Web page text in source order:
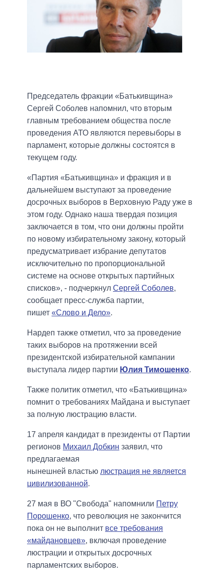
Председатель фракции «Батькивщина»
Сергей Соболев напомнил, что вторым
главным требованием общества после
проведения АТО являются перевыборы в
парламент, которые должны состоятся в
текущем году.
«Партия «Батькивщина» и фракция и в
дальнейшем выступают за проведение
досрочных выборов в Верховную Раду уже в
этом году. Однако наша твердая позиция
заключается в том, что они должны пройти
по новому избирательному закону, который
предусматривает избрание депутатов
исключительно по пропорциональной
системе на основе открытых партийных
списков», - подчеркнул Сергей Соболев,
сообщает пресс-служба партии,
пишет «Слово и Дело».
Нардеп также отметил, что за проведение
таких выборов на протяжении всей
президентской избирательной кампании
выступала лидер партии Юлия Тимошенко.
Также политик отметил, что «Батькивщина»
помнит о требованиях Майдана и выступает
за полную люстрацию власти.
17 апреля кандидат в президенты от Партии
регионов Михаил Добкин заявил, что
предлагаемая
нынешней властью люстрация не является
цивилизованной.
27 мая в ВО "Свобода" напомнили Петру
Порошенко, что революция не закончится
пока он не выполнит все требования
«майдановцев», включая проведение
люстрации и открытых досрочных
парламентских выборов.